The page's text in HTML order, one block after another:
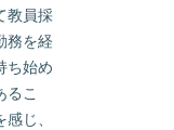
教員採
務を経
ち始め
るこ
じ、